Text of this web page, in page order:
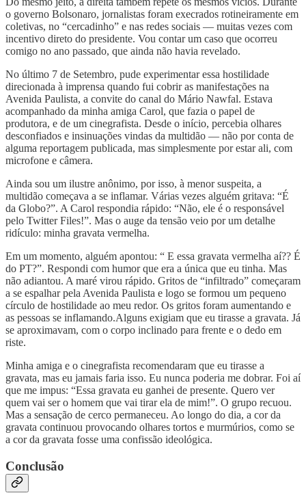
o governo Bolsonaro, jornalistas foram execrados rotineiramente em
coletivas, no “cercadinho” e nas redes sociais — muitas vezes com
incentivo direto do presidente. Vou contar um caso que ocorreu
comigo no ano passado, que ainda não havia revelado.
No último 7 de Setembro, pude experimentar essa hostilidade
direcionada à imprensa quando fui cobrir as manifestações na
Avenida Paulista, a convite do canal do Mário Nawfal. Estava
acompanhado da minha amiga Carol, que fazia o papel de
produtora, e de um cinegrafista. Desde o início, percebia olhares
desconfiados e insinuações vindas da multidão — não por conta de
alguma reportagem publicada, mas simplesmente por estar ali, com
microfone e câmera.
Ainda sou um ilustre anônimo, por isso, à menor suspeita, a
multidão começava a se inflamar. Várias vezes alguém gritava: “É
da Globo?”. A Carol respondia rápido: “Não, ele é o responsável
pelo Twitter Files!”. Mas o auge da tensão veio por um detalhe
ridículo: minha gravata vermelha.
Em um momento, alguém apontou: “ E essa gravata vermelha aí?? É
do PT?”. Respondi com humor que era a única que eu tinha. Mas
não adiantou. A maré virou rápido. Gritos de “infiltrado” começaram
a se espalhar pela Avenida Paulista e logo se formou um pequeno
círculo de hostilidade ao meu redor. Os gritos foram aumentando e
as pessoas se inflamando.Alguns exigiam que eu tirasse a gravata. Já
se aproximavam, com o corpo inclinado para frente e o dedo em
riste.
Minha amiga e o cinegrafista recomendaram que eu tirasse a
gravata, mas eu jamais faria isso. Eu nunca poderia me dobrar. Foi aí
que me impus: “Essa gravata eu ganhei de presente. Quero ver
quem vai ser o homem que vai tirar ela de mim!”. O grupo recuou.
Mas a sensação de cerco permaneceu. Ao longo do dia, a cor da
gravata continuou provocando olhares tortos e murmúrios, como se
a cor da gravata fosse uma confissão ideológica.
Conclusão